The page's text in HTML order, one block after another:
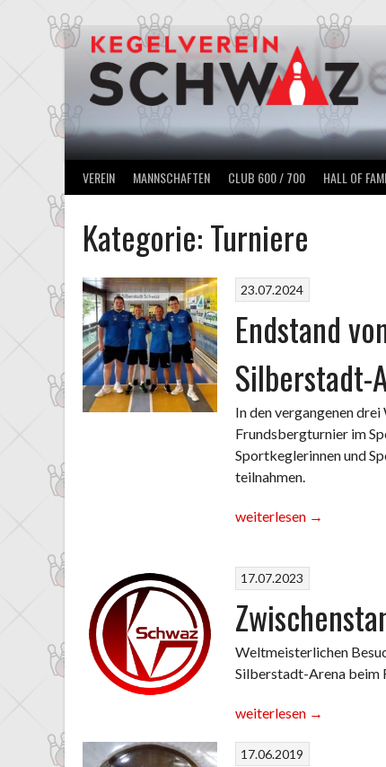
VEREIN MANNSCHAFTEN CLUB 600 / 700 HALL OF
Kategorie:Turniere
23.07.2024
Endstand
Silberstadt-
In den vergangenen
Frundsbergturnier im
Sportkeglerinnen und
teilnahmen.
„Endstand
Frundsbergturnier
der
Silberstadt-
Arena
weiterlesen →
17.07.2023
Weltmeisterlichen
Silberstadt-Arena beim
„Zwischenstand
Frundsbergturnier“
weiterlesen →
17.06.2019